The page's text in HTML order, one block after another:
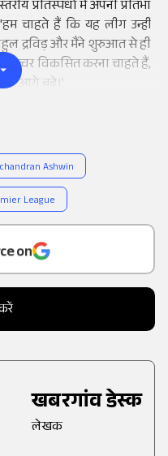
a
on
खबरगांव डेस्क
लेखक
प्रतिस्पर्धा में अपनी प्रतिभा
चाहते हैं कि यह लीग उन्हीं
द्रविड़ और मैंने शुरुआत से ही
कल्चर विकसित करना चाहते हैं,
आगे बढ़े।'
Ashwin
League